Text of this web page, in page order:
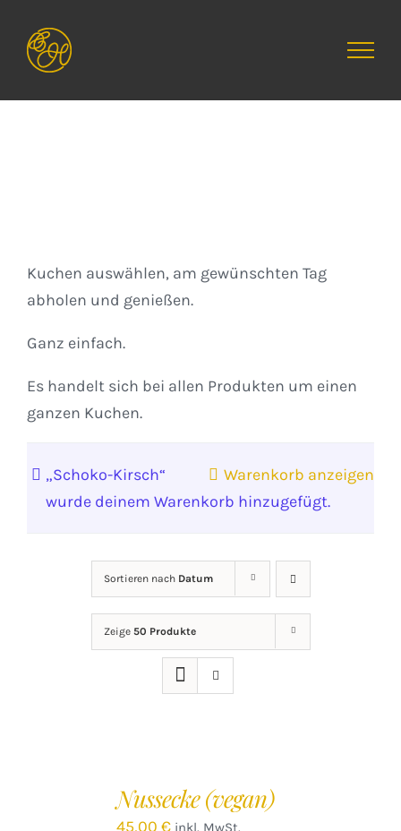
Inhalt
springen
Kuchen auswählen, am gewünschten Tag
abholen und genießen.
Ganz einfach.
Es handelt sich bei allen Produkten um einen
ganzen Kuchen.
Warenkorb anzeigen
„Schoko-Kirsch“
wurde deinem Warenkorb hinzugefügt.
Sortieren nach Datum
Zeige 50 Produkte
Nussecke (vegan)
45,00€ inkl. MwSt.